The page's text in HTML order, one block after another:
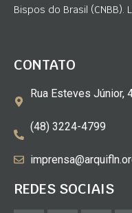
Bispos do Brasil (CNBB).
CONTATO
Rua Esteves Júnior,
(48) 3224-4799
REDES SOCIAIS